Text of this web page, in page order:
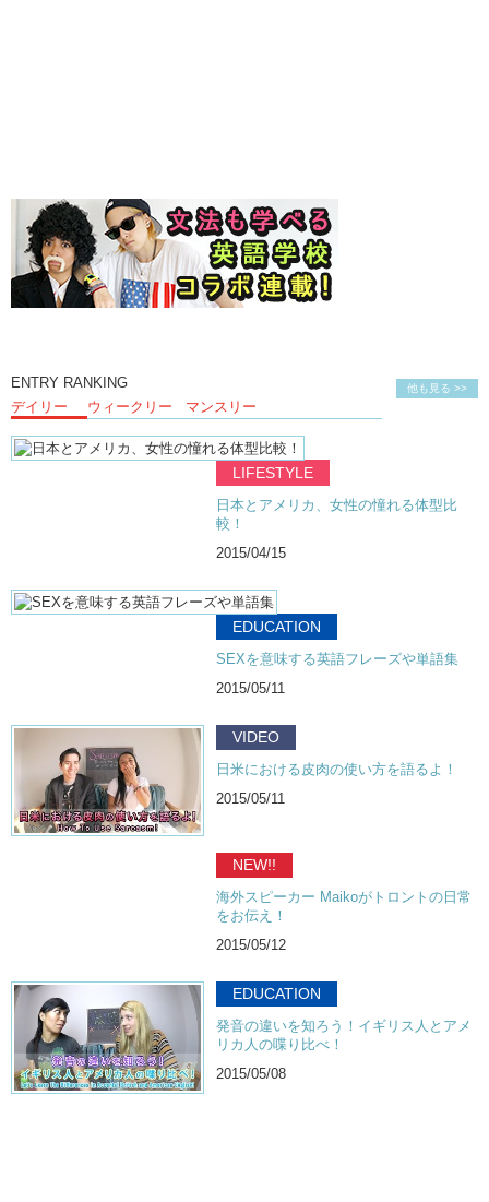
他も見る >>
ENTRY RANKING
デイリー
ウィークリー マンスリー
LIFESTYLE
日本とアメリカ、女性の憧れる体型比
較！
2015/04/15
EDUCATION
SEXを意味する英語フレーズや単語集
2015/05/11
VIDEO
日米における皮肉の使い方を語るよ！
2015/05/11
NEW!!
海外スピーカー Maikoがトロントの日常
をお伝え！
2015/05/12
EDUCATION
発音の違いを知ろう！イギリス人とアメ
リカ人の喋り比べ！
2015/05/08